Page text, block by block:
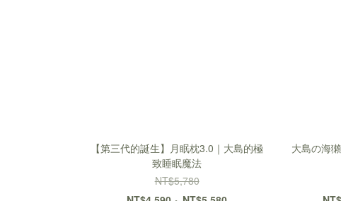
【第三代的誕生】月眠枕3.0｜大島的極
致睡眠魔法
NT$5,780
大島の海